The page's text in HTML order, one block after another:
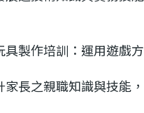
具製作培訓：運用遊戲
家長之親職知識與技能